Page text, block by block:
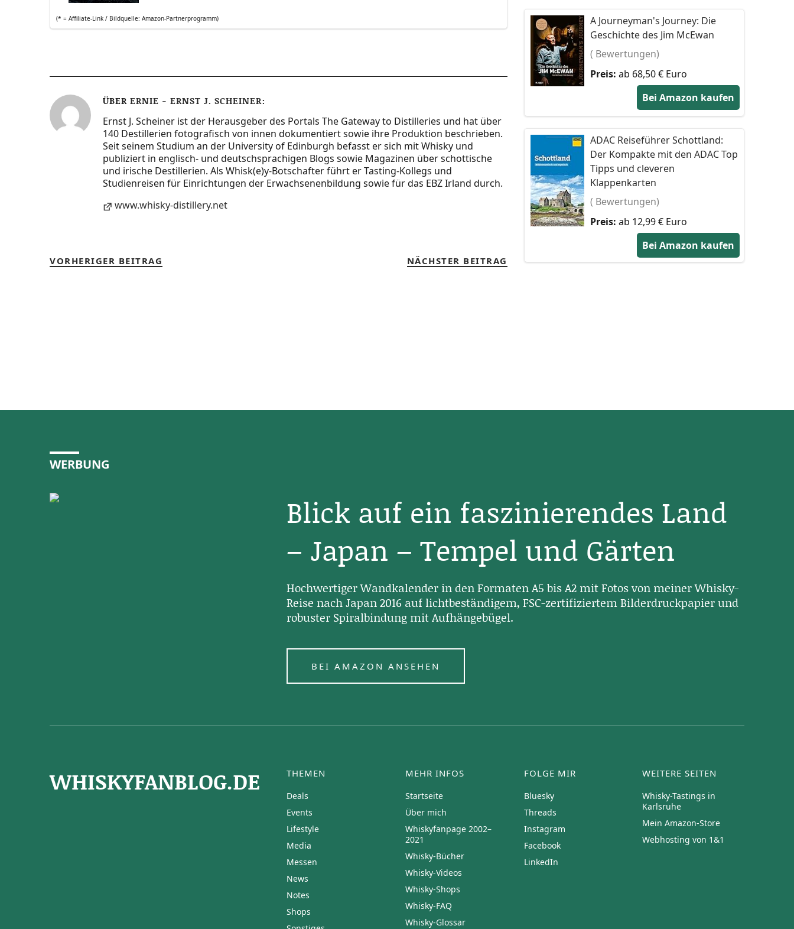
(* = Affi­lia­te-Link / Bild­quel­le: Amazon-Partnerprogramm)
ÜBER ERNIE - ERNST J. SCHEINER
Ernst J. Scheiner ist der Herausgeber des Portals The Gateway to Distilleries und hat über
140 Destillerien fotografisch von innen dokumentiert sowie ihre Produktion beschrieben.
Seit seinem Studium an der University of Edinburgh befasst er sich mit Whisky und
publiziert in englisch- und deutschsprachigen Blogs sowie Magazinen über schottische
und irische Destillerien. Als Whisk(e)y-Botschafter führt er Tasting-Kollegs und
Studienreisen für Einrichtungen der Erwachsenenbildung sowie für das EBZ Irland durch.
www.whisky-distillery.net
VORHERIGER BEITRAG NÄCHSTER BEITRAG
A Journeyman's Journey: Die
Geschichte des Jim McEwan
( Bewertungen)
Preis: ab 68,50 € Euro
Bei Amazon kaufen
ADAC Reiseführer Schottland:
Der Kompakte mit den ADAC Top
Tipps und cleveren
Klappenkarten
( Bewertungen)
Preis: ab 12,99 € Euro
Bei Amazon kaufen
WERBUNG
Blick auf ein faszinierendes Land
– Japan – Tempel und Gärten
Hochwertiger Wandkalender in den Formaten A5 bis A2 mit Fotos von meiner Whisky-
Reise nach Japan 2016 auf lichtbeständigem, FSC-zertifiziertem Bilderdruckpapier und
robuster Spiralbindung mit Aufhängebügel.
BEI AMAZON ANSEHEN
WHISKYFANBLOG.DE THEMEN
Deals
Events
Lifestyle
Media
Messen
News
Notes
Shops
MEHR INFOS
Startseite
Über mich
Whiskyfanpage 2002–
2021
Whisky-Bücher
Whisky-Videos
Whisky-Shops
Whisky-FAQ
Whisky-Glossar
FOLGE MIR
Bluesky
Threads
Instagram
Facebook
LinkedIn
WEITERE SEITEN
Whisky-Tastings in
Karlsruhe
Mein Amazon-Store
Webhosting von 1&1